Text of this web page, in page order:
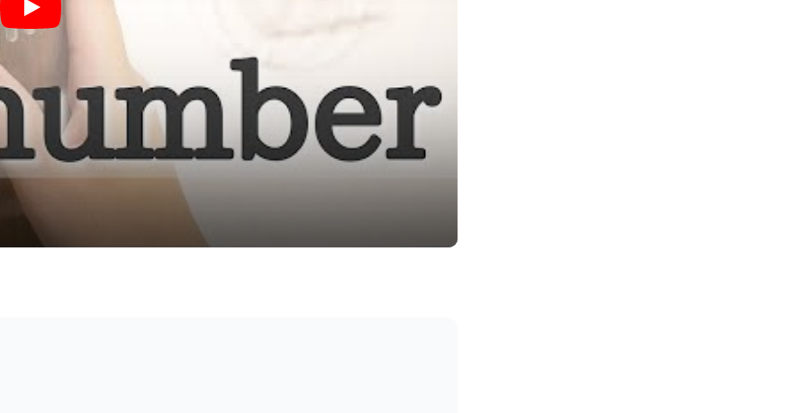
水平線 (17キーカリンバ用 / カリンバミント / カリンバ / カリンバソロ) - back number